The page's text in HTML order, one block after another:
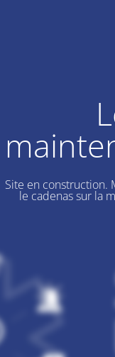
Site en construction.
le cadenas sur la